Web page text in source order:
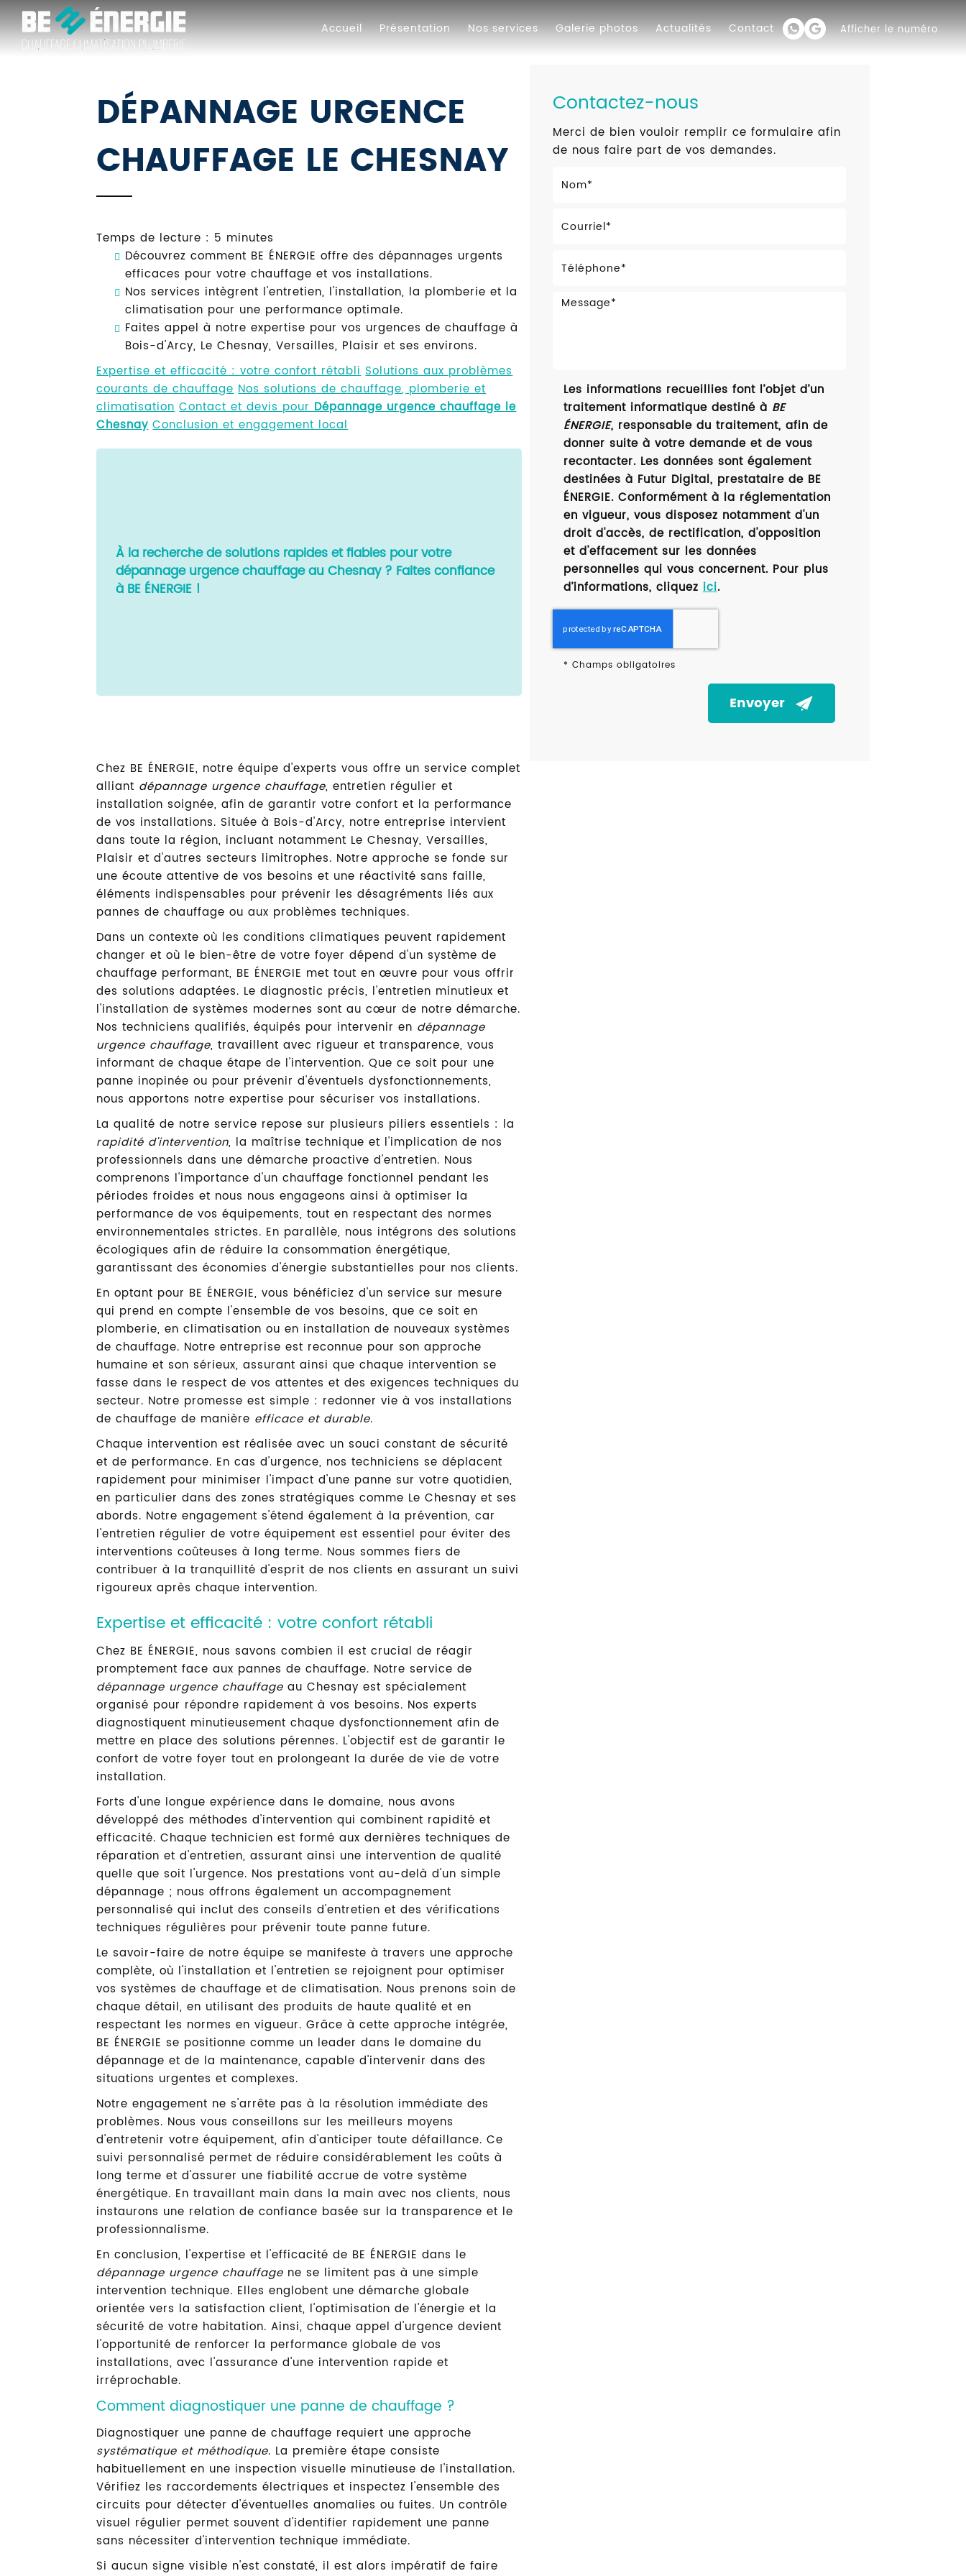
BE
ÉNERGIE
Accueil Présentation Nos services Galerie photos Actualités Contact Afficher le numéro
DÉPANNAGE URGENCE CHAUFFAGE LE CHESNAY
Afficher le numéro Contactez-nous
DÉPANNAGE URGENCE
CHAUFFAGE LE CHESNAY
Temps de lecture : 5 minutes
Découvrez comment BE ÉNERGIE offre des dépannages urgents
efficaces pour votre chauffage et vos installations.
Nos services intègrent l'entretien, l'installation, la plomberie et la
climatisation pour une performance optimale.
Faites appel à notre expertise pour vos urgences de chauffage à
Bois-d'Arcy, Le Chesnay, Versailles, Plaisir et ses environs.
Expertise et efficacité : votre confort rétabli Solutions aux problèmes
courants de chauffage Nos solutions de chauffage, plomberie et
climatisation Contact et devis pourDépannage urgence chauffage le
Chesnay Conclusion et engagement local
À la recherche de solutions rapides et fiables pour votre
dépannage urgence chauffage au Chesnay ? Faites confiance
à BE ÉNERGIE !
Chez BE ÉNERGIE, notre équipe d'experts vous offre un service complet
alliant dépannage urgence chauffage, entretien régulier et
installation soignée, afin de garantir votre confort et la performance
de vos installations. Située à Bois-d'Arcy, notre entreprise intervient
dans toute la région, incluant notamment Le Chesnay, Versailles,
Plaisir et d'autres secteurs limitrophes. Notre approche se fonde sur
une écoute attentive de vos besoins et une réactivité sans faille,
éléments indispensables pour prévenir les désagréments liés aux
pannes de chauffage ou aux problèmes techniques.
Dans un contexte où les conditions climatiques peuvent rapidement
changer et où le bien-être de votre foyer dépend d'un système de
chauffage performant, BE ÉNERGIE met tout en œuvre pour vous offrir
des solutions adaptées. Le diagnostic précis, l'entretien minutieux et
l'installation de systèmes modernes sont au cœur de notre démarche.
Nos techniciens qualifiés, équipés pour intervenir en dépannage
urgence chauffage, travaillent avec rigueur et transparence, vous
informant de chaque étape de l'intervention. Que ce soit pour une
panne inopinée ou pour prévenir d'éventuels dysfonctionnements,
nous apportons notre expertise pour sécuriser vos installations.
La qualité de notre service repose sur plusieurs piliers essentiels : la
rapidité d'intervention, la maîtrise technique et l'implication de nos
professionnels dans une démarche proactive d'entretien. Nous
comprenons l'importance d'un chauffage fonctionnel pendant les
périodes froides et nous nous engageons ainsi à optimiser la
performance de vos équipements, tout en respectant des normes
environnementales strictes. En parallèle, nous intégrons des solutions
écologiques afin de réduire la consommation énergétique,
garantissant des économies d'énergie substantielles pour nos clients.
En optant pour BE ÉNERGIE, vous bénéficiez d'un service sur mesure
qui prend en compte l'ensemble de vos besoins, que ce soit en
plomberie, en climatisation ou en installation de nouveaux systèmes
de chauffage. Notre entreprise est reconnue pour son approche
humaine et son sérieux, assurant ainsi que chaque intervention se
fasse dans le respect de vos attentes et des exigences techniques du
secteur. Notre promesse est simple : redonner vie à vos installations
de chauffage de manière efficace et durable.
Chaque intervention est réalisée avec un souci constant de sécurité
et de performance. En cas d'urgence, nos techniciens se déplacent
rapidement pour minimiser l'impact d'une panne sur votre quotidien,
en particulier dans des zones stratégiques comme Le Chesnay et ses
abords. Notre engagement s'étend également à la prévention, car
l'entretien régulier de votre équipement est essentiel pour éviter des
interventions coûteuses à long terme. Nous sommes fiers de
contribuer à la tranquillité d'esprit de nos clients en assurant un suivi
rigoureux après chaque intervention.
Expertise et efficacité : votre confort rétabli
Chez BE ÉNERGIE, nous savons combien il est crucial de réagir
promptement face aux pannes de chauffage. Notre service de
dépannage urgence chauffage au Chesnay est spécialement
organisé pour répondre rapidement à vos besoins. Nos experts
diagnostiquent minutieusement chaque dysfonctionnement afin de
mettre en place des solutions pérennes. L'objectif est de garantir le
confort de votre foyer tout en prolongeant la durée de vie de votre
installation.
Forts d'une longue expérience dans le domaine, nous avons
développé des méthodes d'intervention qui combinent rapidité et
efficacité. Chaque technicien est formé aux dernières techniques de
réparation et d'entretien, assurant ainsi une intervention de qualité
quelle que soit l'urgence. Nos prestations vont au-delà d'un simple
dépannage ; nous offrons également un accompagnement
personnalisé qui inclut des conseils d'entretien et des vérifications
techniques régulières pour prévenir toute panne future.
Le savoir-faire de notre équipe se manifeste à travers une approche
complète, où l'installation et l'entretien se rejoignent pour optimiser
vos systèmes de chauffage et de climatisation. Nous prenons soin de
chaque détail, en utilisant des produits de haute qualité et en
respectant les normes en vigueur. Grâce à cette approche intégrée,
BE ÉNERGIE se positionne comme un leader dans le domaine du
dépannage et de la maintenance, capable d'intervenir dans des
situations urgentes et complexes.
Notre engagement ne s'arrête pas à la résolution immédiate des
problèmes. Nous vous conseillons sur les meilleurs moyens
d'entretenir votre équipement, afin d'anticiper toute défaillance. Ce
suivi personnalisé permet de réduire considérablement les coûts à
long terme et d'assurer une fiabilité accrue de votre système
énergétique. En travaillant main dans la main avec nos clients, nous
instaurons une relation de confiance basée sur la transparence et le
professionnalisme.
En conclusion, l'expertise et l'efficacité de BE ÉNERGIE dans le
dépannage urgence chauffage ne se limitent pas à une simple
intervention technique. Elles englobent une démarche globale
orientée vers la satisfaction client, l'optimisation de l'énergie et la
sécurité de votre habitation. Ainsi, chaque appel d'urgence devient
l'opportunité de renforcer la performance globale de vos
installations, avec l'assurance d'une intervention rapide et
irréprochable.
Comment diagnostiquer une panne de chauffage ?
Diagnostiquer une panne de chauffage requiert une approche
systématique et méthodique. La première étape consiste
habituellement en une inspection visuelle minutieuse de l'installation.
Vérifiez les raccordements électriques et inspectez l'ensemble des
circuits pour détecter d'éventuelles anomalies ou fuites. Un contrôle
visuel régulier permet souvent d'identifier rapidement une panne
sans nécessiter d'intervention technique immédiate.
Si aucun signe visible n'est constaté, il est alors impératif de faire
Contactez-nous
Merci de bien vouloir remplir ce formulaire afin
de nous faire part de vos demandes.
Les informations recueillies font l’objet d’un
traitement informatique destiné à BE
ÉNERGIE, responsable du traitement, afin de
donner suite à votre demande et de vous
recontacter. Les données sont également
destinées à Futur Digital, prestataire de BE
ÉNERGIE. Conformément à la réglementation
en vigueur, vous disposez notamment d'un
droit d'accès, de rectification, d'opposition
et d'effacement sur les données
personnelles qui vous concernent. Pour plus
d’informations, cliquezici.
* Champs obligatoires